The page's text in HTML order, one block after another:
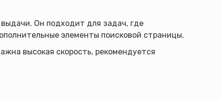
Он подходит для задач, где
элементы поисковой страницы.
высокая скорость, рекомендуется